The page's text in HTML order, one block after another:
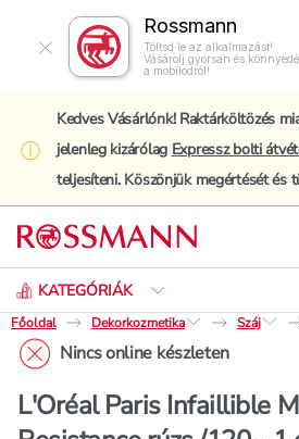
Rossmann
Töltsd le az alkalmazást!
Vásárolj gyorsan és
a mobilodról!
Kedves Vásárlónk! Raktárköltözés
jelenleg kizárólag Expressz bolti
teljesíteni. Köszönjük megértését és
KATEGÓRIÁK
Keresés
Főoldal
Dekorkozmetika Száj
Nincs online készleten
L'Oréal Paris Infaillible